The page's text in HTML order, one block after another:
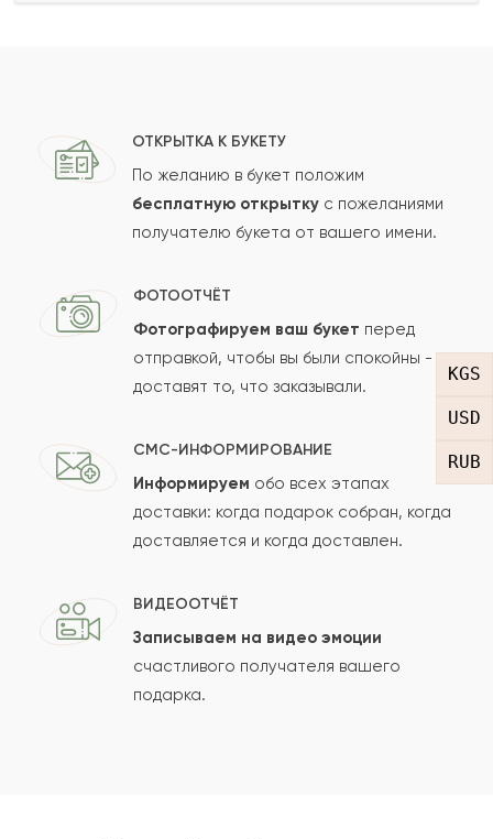
KGS
USD
RUB
Ваш e-mail
Отзыв
Сколько будет
Отзыв будет опубликован после проверки.
Проверяем на спам.
ОТКРЫТКА К БУКЕТУ
По желанию в букет положим
бесплатную открытку с пожеланиями
получателю букета от вашего имени.
ФОТООТЧЁТ
Фотографируем ваш букет перед
отправкой, чтобы вы были спокойны -
доставят то, что заказывали.
СМС-ИНФОРМИРОВАНИЕ
Информируем обо всех этапах
доставки: когда подарок собран, когда
доставляется и когда доставлен.
ВИДЕООТЧЁТ
Записываем на видео эмоции
счастливого получателя вашего
подарка.